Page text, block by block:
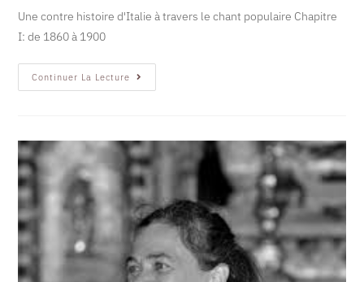
Une contre histoire d'Italie à travers le chant populaire Chapitre
I: de 1860 à 1900
Continuer La Lecture